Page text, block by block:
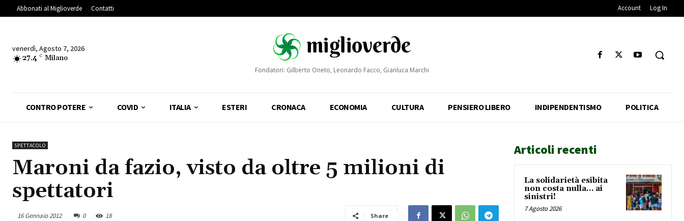
Abbonati al Miglioverde Contatti Account Log In
venerdì, Agosto 7, 2026
27.4 C Milano
Fondatori: Gilberto Oneto, Leonardo Facco, Gianluca Marchi
CONTRO POTERE COVID ITALIA ESTERI CRONACA ECONOMIA CULTURA PENSIERO LIBERO INDIPENDENTISMO POLITICA
SPETTACOLO
Maroni da fazio, visto da oltre 5 milioni di
spettatori
16 Gennaio 2012 0 18 Share
Articoli recenti
La solidarietà esibita
non costa nulla… ai
sinistri!
7 Agosto 2026